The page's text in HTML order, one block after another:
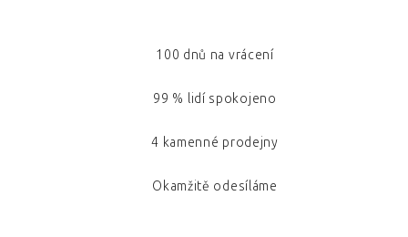
100 dnů na vrácení
99 % lidí spokojeno
4 kamenné prodejny
Okamžitě odesíláme